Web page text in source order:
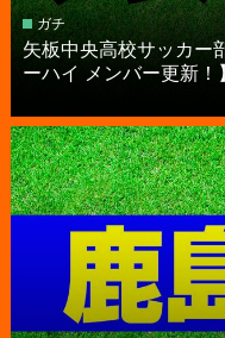
ガチ
矢板中央高校サッカー
ーハイ メンバー更新！】